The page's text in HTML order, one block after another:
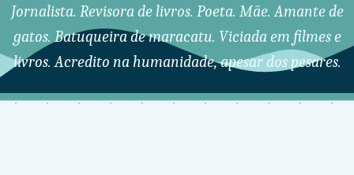
Jornalista. Revisora de livros. Poeta. Mãe. Amante de
gatos. Batuqueira de maracatu. Viciada em filmes e
livros. Acredito na humanidade, apesar dos pesares.